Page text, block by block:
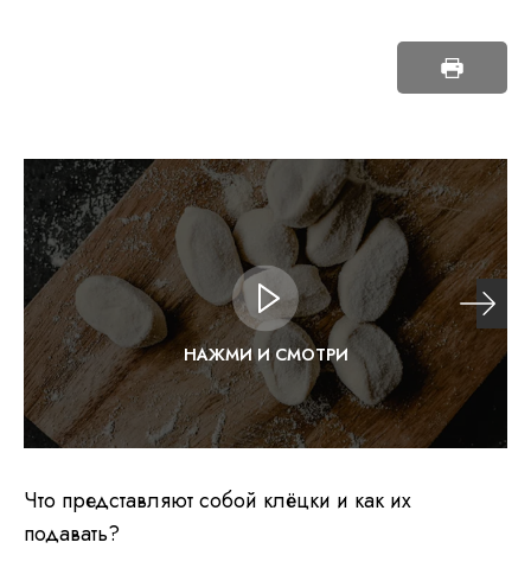
НАЖМИ И СМОТРИ
Что представляют собой клёцки и как их
подавать?